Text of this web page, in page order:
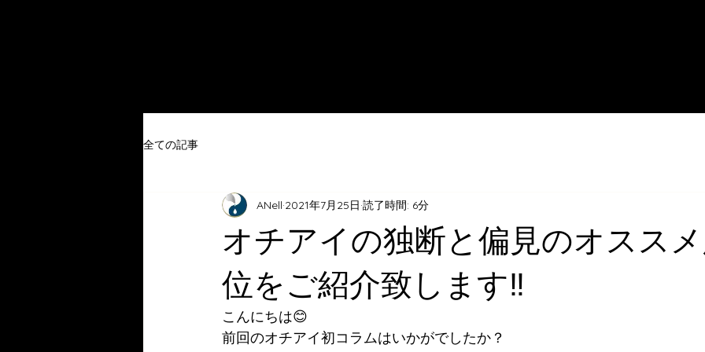
全ての記事
オチアイの独断と偏見のオスス
位をご紹介致します‼️
ANell 2021年7月25日 読了時間: 6分
こんにちは😊
前回のオチアイ初コラムはいかがでしたか？